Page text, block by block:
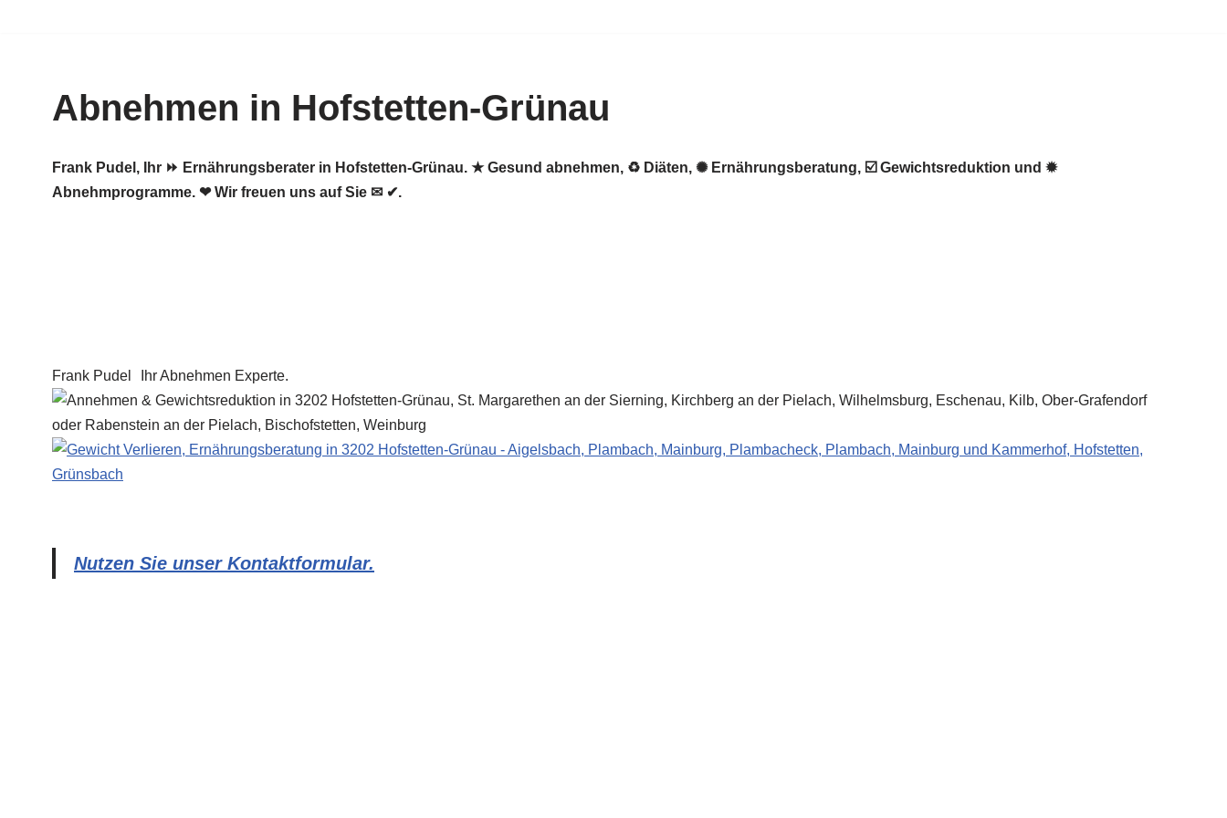
springenAbnehmen in Hofstetten-Grünau
Frank Pudel, Ihr ⏩ Ernährungsberater in Hofstetten-Grünau. ★ Gesund abnehmen, ♻ Diäten, ✺ Ernährungsberatung, ☑️ Gewichtsreduktion und ✹
Abnehmprogramme. ❤ Wir freuen uns auf Sie ✉ ✔.
Frank Pudel Ihr Abnehmen Experte.
Nutzen Sie unser Kontaktformular.